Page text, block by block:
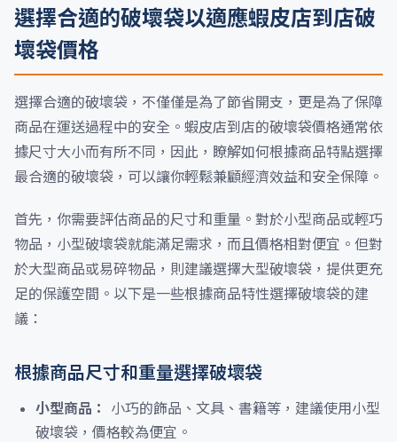
選擇合適的破壞袋以適應蝦皮店到店破
壞袋價格
選擇合適的破壞袋，不僅僅是為了節省開支，更是為了保障
商品在運送過程中的安全。蝦皮店到店的破壞袋價格通常依
據尺寸大小而有所不同，因此，瞭解如何根據商品特點選擇
最合適的破壞袋，可以讓你輕鬆兼顧經濟效益和安全保障。
首先，你需要評估商品的尺寸和重量。對於小型商品或輕巧
物品，小型破壞袋就能滿足需求，而且價格相對便宜。但對
於大型商品或易碎物品，則建議選擇大型破壞袋，提供更充
足的保護空間。以下是一些根據商品特性選擇破壞袋的建
議：
根據商品尺寸和重量選擇破壞袋
小型商品：
小巧的飾品、文具、書籍等，建議使用小型
破壞袋，價格較為便宜。